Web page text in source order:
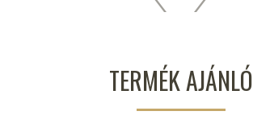
TERMÉK AJÁNLÓ